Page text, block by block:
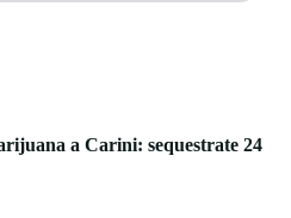
a Carini: sequestrate 24